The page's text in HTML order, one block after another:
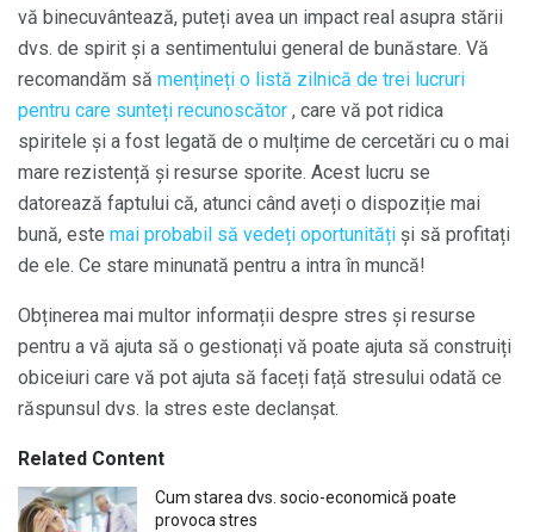
vă binecuvântează, puteți avea un impact real asupra stării
dvs. de spirit și a sentimentului general de bunăstare. Vă
recomandăm să mențineți o listă zilnică de trei lucruri
pentru care sunteți recunoscător , care vă pot ridica
spiritele și a fost legată de o mulțime de cercetări cu o mai
mare rezistență și resurse sporite. Acest lucru se
datorează faptului că, atunci când aveți o dispoziție mai
bună, este mai probabil să vedeți oportunități și să profitați
de ele. Ce stare minunată pentru a intra în muncă!
Obținerea mai multor informații despre stres și resurse
pentru a vă ajuta să o gestionați vă poate ajuta să construiți
obiceiuri care vă pot ajuta să faceți față stresului odată ce
răspunsul dvs. la stres este declanșat.
Related Content
Cum starea dvs. socio-economică poate
provoca stres